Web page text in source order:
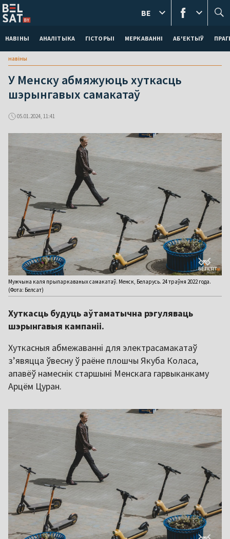
НАВІНЫ АНАЛІТЫКА ГІСТОРЫІ МЕРКАВАННI АБ'ЕКТЫЎ
BE
навіны
У Менску абмяжуюць хуткасць
шэрынгавых самакатаў
05.01.2024, 11:41
Мужчына каля прыпаркаваных самакатаў. Менск, Беларусь. 24 траўня 2022 года.
(Фота: Белсат)
Хуткасць будуць аўтаматычна рэгуляваць
шэрынгавыя кампаніі.
Хуткасныя абмежаванні для электрасамакатаў
з’явяцца ўвесну ў раёне плошчы Якуба Коласа,
апавёў намеснік старшыні Менскага гарвыканкаму
Арцём Цуран.